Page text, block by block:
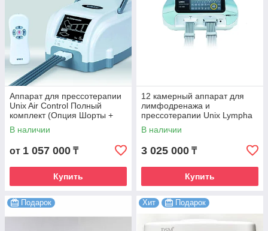
Аппарат для прессотерапии
Unix Air Control Полный
комплект (Опция Шорты +
Опция Рука 2 шт + Т
коннектор)
В наличии
от 1 057 000 ₸
Купить
12 камерный аппарат для
лимфодренажа и
прессотерапии Unix Lympha
Master
В наличии
3 025 000 ₸
Купить
Подарок Хит Подарок